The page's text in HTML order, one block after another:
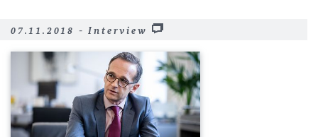
07.11.2018 - Interview